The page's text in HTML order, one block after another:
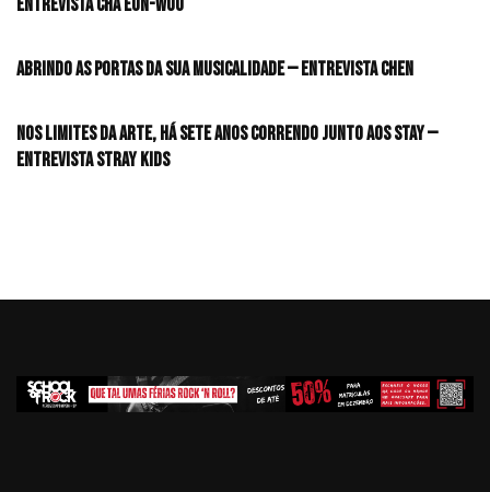
Entrevista CHA EUN-WOO
Abrindo as portas da sua musicalidade — Entrevista CHEN
Nos limites da arte, há sete anos correndo junto aos STAY —
Entrevista Stray Kids